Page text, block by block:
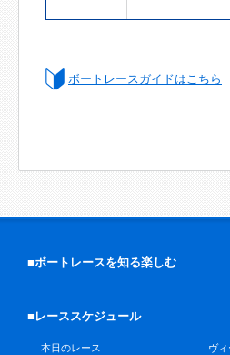
ボートレースガイドはこちら
■ボートレースを知る楽しむ
■レーススケジュール
本日のレース
ヴ